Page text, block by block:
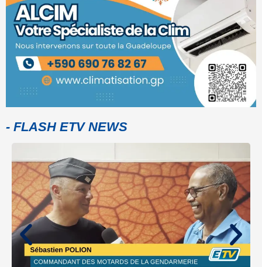
- FLASH ETV NEWS